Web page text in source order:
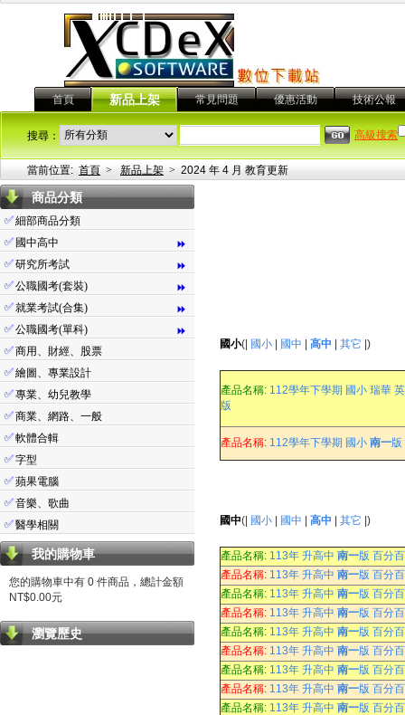
首頁 新品上架 常見問題 優惠活動 技術公報
搜尋： 高級搜索
當前位置: 首頁 > 新品上架 > 2024 年 4 月 教育更新
商品分類
✅細部商品分類
⏩
✅ 國中高中
⏩
✅研究所考試
⏩
✅公職國考(套裝)
⏩
✅就業考試(合集)
⏩
✅公職國考(單科)
✅商用、財經、股票
✅繪圖、專業設計
✅專業、幼兒教學
✅商業、網路、一般
✅軟體合輯
✅字型
✅蘋果電腦
✅音樂、歌曲
✅醫學相關
我的購物車
您的購物車中有 0 件商品，總計金額
NT$0.00元
瀏覽歷史
國小(| 國小 國中 高中 其它 |)
產品名稱: 112學年下學期 國小 瑞華
版
產品名稱: 112學年下學期 國小 南一
國中(| 國小 國中 高中 其它 |)
產品名稱: 113年 升高中 南一版 百分
產品名稱: 113年 升高中 南一版 百分
產品名稱: 113年 升高中 南一版 百分
產品名稱: 113年 升高中 南一版 百分
產品名稱: 113年 升高中 南一版 百分
產品名稱: 113年 升高中 南一版 百分
產品名稱: 113年 升高中 南一版 百分
產品名稱: 113年 升高中 南一版 百分
產品名稱: 113年 升高中 南一版 百分